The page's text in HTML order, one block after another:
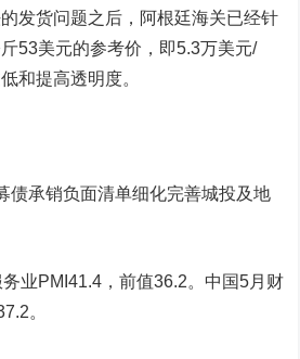
发货问题之后，阿根廷海关已经针
53美元的参考价，即5.3万美元/
和提高透明度。
承销负面清单细化完善城投及地
PMI41.4，前值36.2。中国5月财
。